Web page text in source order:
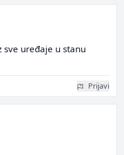
sve uređaje u stanu
Prijavi